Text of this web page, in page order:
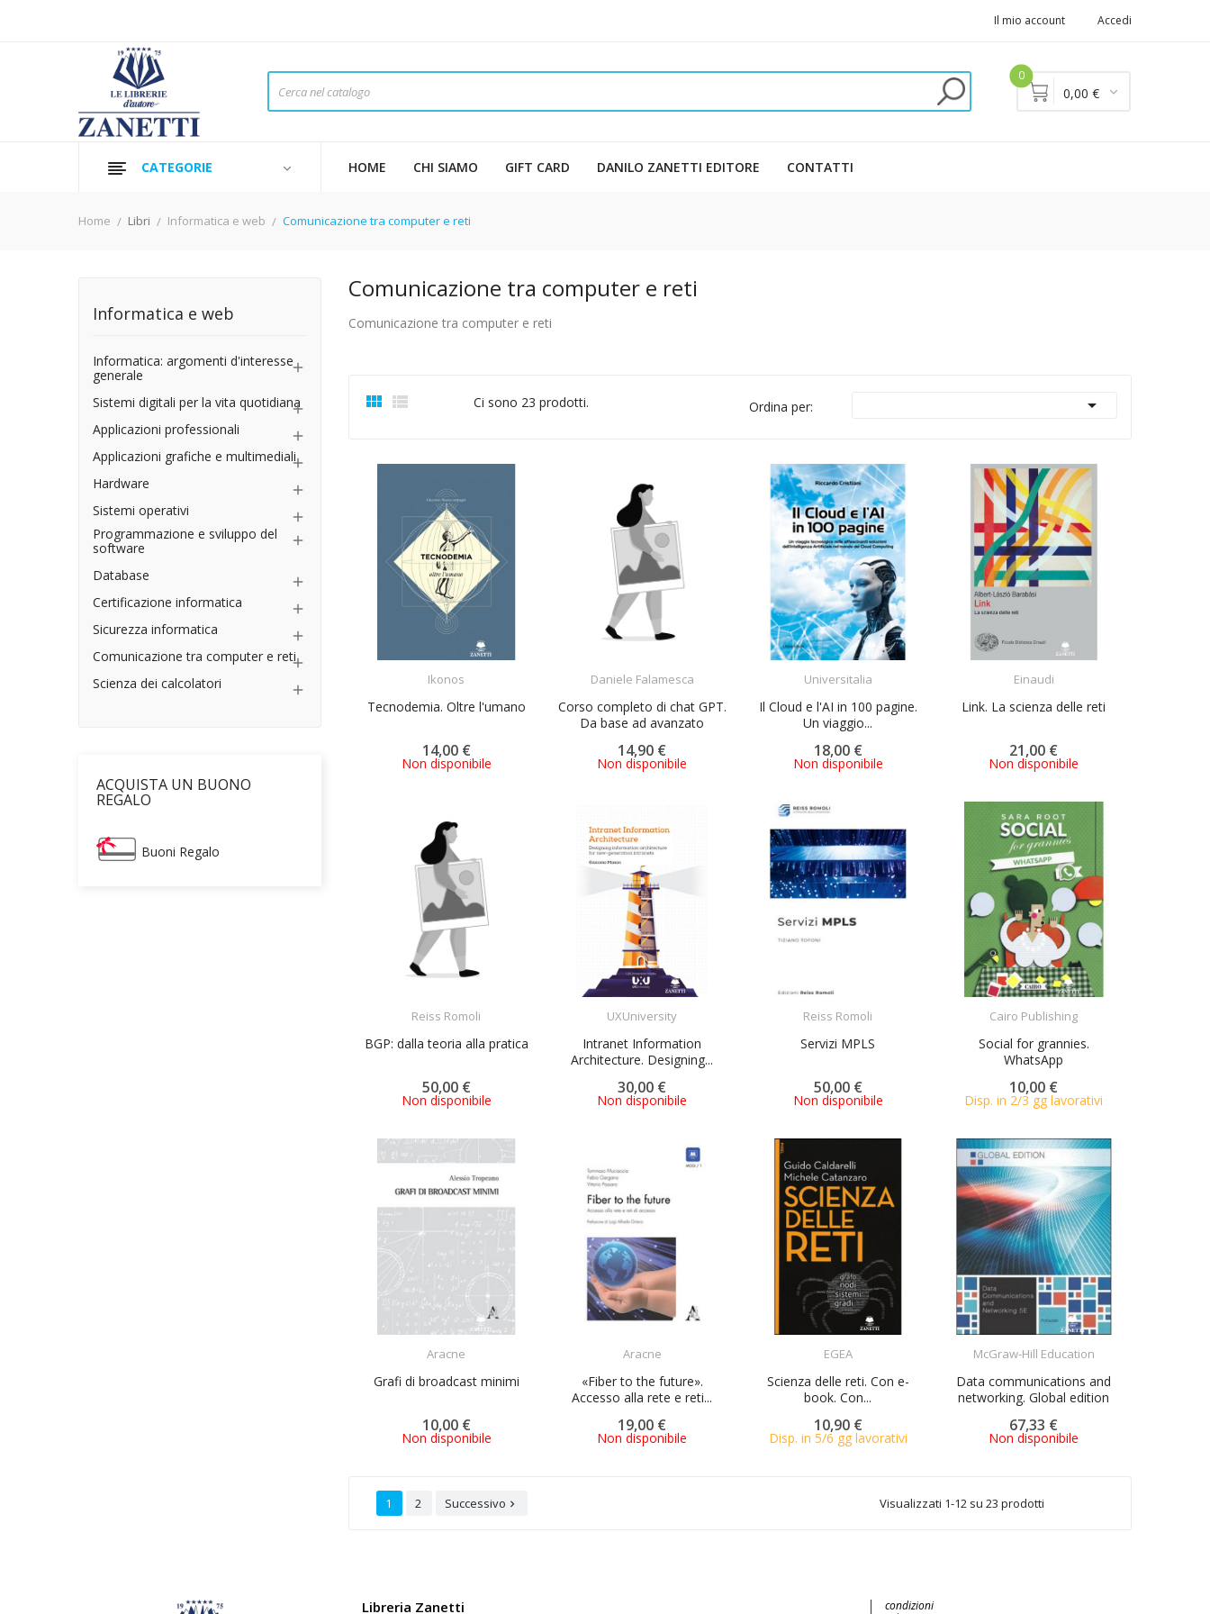
Il mio account Accedi
0
0,00 €
CATEGORIE HOME CHI SIAMO GIFT CARD DANILO ZANETTI EDITORE CONTATTI
Home Libri Informatica e web Comunicazione tra computer e reti
Informatica e web
Informatica: argomenti d'interesse
generale

Sistemi digitali per la vita quotidiana

Applicazioni professionali 
Applicazioni grafiche e multimediali
Hardware 
Sistemi operativi 
Programmazione e sviluppo del
software

Database 
Certificazione informatica 
Sicurezza informatica 
Comunicazione tra computer e reti
Scienza dei calcolatori 
ACQUISTA UN BUONO
REGALO
Buoni Regalo
Comunicazione tra computer e reti
Comunicazione tra computer e reti
  Ci sono 23 prodotti. Ordina per: 
Ikonos
Tecnodemia. Oltre l'umano
14,00 €
Non disponibile
Daniele Falamesca
Corso completo di chat GPT.
Da base ad avanzato
14,90 €
Non disponibile
Universitalia
Il Cloud e l'AI in 100 pagine.
Un viaggio...
18,00 €
Non disponibile
Einaudi
Link. La scienza delle reti
21,00 €
Non disponibile
Reiss Romoli
BGP: dalla teoria alla pratica
50,00 €
Non disponibile
UXUniversity
Intranet Information
Architecture. Designing...
30,00 €
Non disponibile
Reiss Romoli
Servizi MPLS
50,00 €
Non disponibile
Cairo Publishing
Social for grannies.
WhatsApp
10,00 €
Disp. in 2/3 gg lavorativi
Aracne
Grafi di broadcast minimi
10,00 €
Non disponibile
Aracne
«Fiber to the future».
Accesso alla rete e reti...
19,00 €
Non disponibile
EGEA
Scienza delle reti. Con e-
book. Con...
10,90 €
Disp. in 5/6 gg lavorativi
McGraw-Hill Education
Data communications and
networking. Global edition
67,33 €
Non disponibile
1 2 Successivo  Visualizzati 1-12 su 23 prodotti
Libreria Zanetti
condizioni